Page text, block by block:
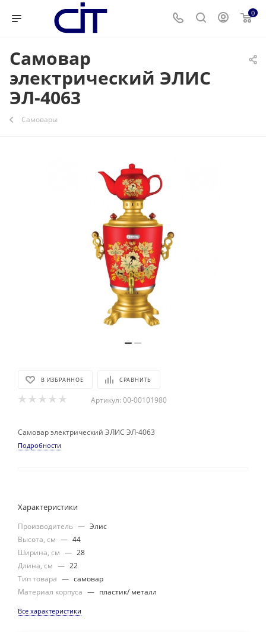
0
Самовар
электрический ЭЛИС
ЭЛ-4063
Самовары
В ИЗБРАННОЕ СРАВНИТЬ
Артикул: 00-00101980
Самовар электрический ЭЛИС ЭЛ-4063
Подробности
Характеристики
Производитель — Элис
Высота, см — 44
Ширина, см — 28
Длина, см — 22
Тип товара — самовар
Материал корпуса — пластик/ металл
Все характеристики